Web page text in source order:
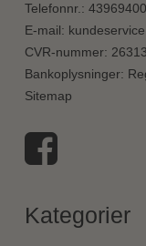
Telefonnr.: 43969400
E-mail:
CVR-nummer:
Bankoplysninger:
Sitemap
Kategorier